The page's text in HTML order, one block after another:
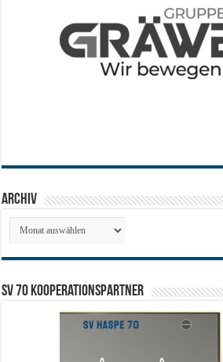
Archiv
Archiv
SV 70 Kooperationspartner